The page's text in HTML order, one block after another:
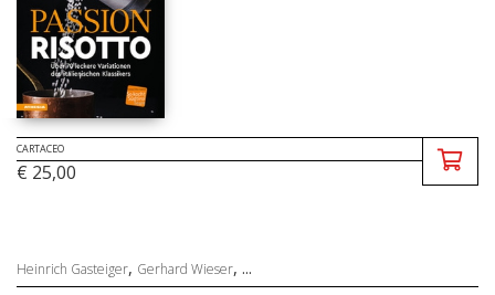
CARTACEO
€ 25,00
Heinrich Gasteiger, Gerhard Wieser, ...